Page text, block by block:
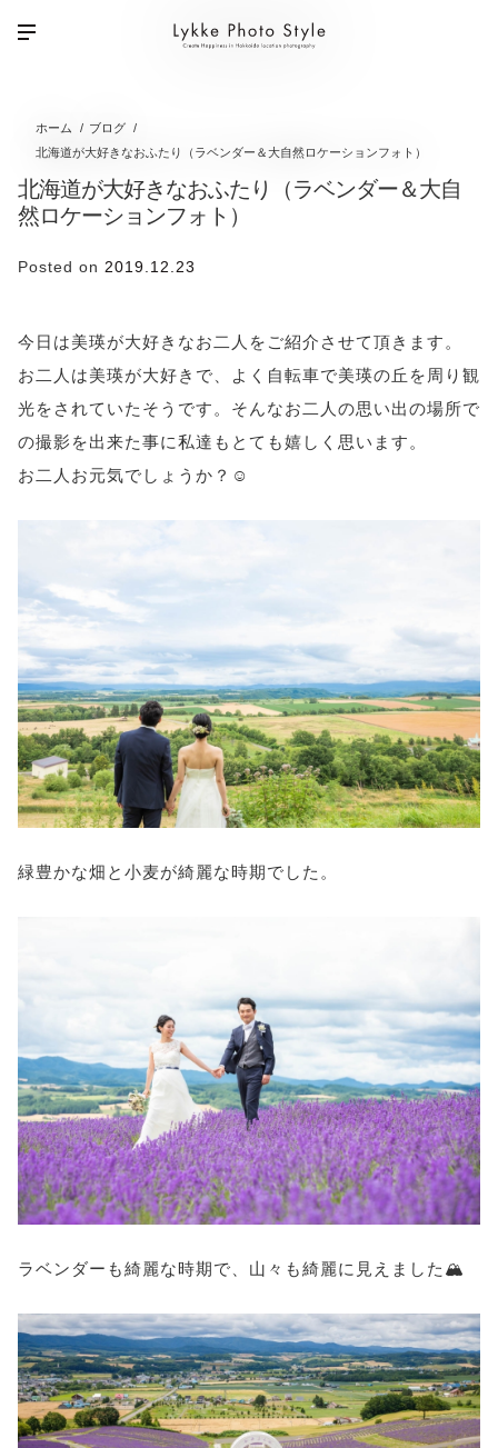
ホーム
ブログ
北海道が大好きなおふたり（ラベンダー＆大自然ロケーションフォト）
北海道が大好きなおふたり（ラベンダー＆大自
然ロケーションフォト）
Posted on 2019.12.23
今日は美瑛が大好きなお二人をご紹介させて頂きます。
お二人は美瑛が大好きで、よく自転車で美瑛の丘を周り観
光をされていたそうです。そんなお二人の思い出の場所で
の撮影を出来た事に私達もとても嬉しく思います。
お二人お元気でしょうか？☺️
緑豊かな畑と小麦が綺麗な時期でした。
ラベンダーも綺麗な時期で、山々も綺麗に見えました🏔️